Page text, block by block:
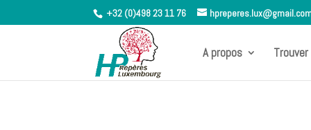
+32 (0)498 23 11 76
A propos Trouver